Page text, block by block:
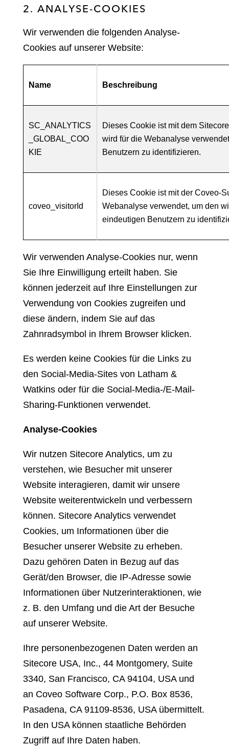
2. ANALYSE-COOKIES
Wir verwenden die folgenden Analyse-
Cookies auf unserer Website:
Name Beschreibung
SC_ANALYTICS
_GLOBAL_COO
KIE
Dieses Cookie ist mit dem
wird für die Webanalyse
Benutzern zu identifizieren.
coveo_visitorId
Dieses Cookie ist mit der Coveo-
Webanalyse verwendet, um den
eindeutigen Benutzern zu
Wir verwenden Analyse-Cookies nur, wenn
Sie Ihre Einwilligung erteilt haben. Sie
können jederzeit auf Ihre Einstellungen zur
Verwendung von Cookies zugreifen und
diese ändern, indem Sie auf das
Zahnradsymbol in Ihrem Browser klicken.
Es werden keine Cookies für die Links zu
den Social-Media-Sites von Latham &
Watkins oder für die Social-Media-/E-Mail-
Sharing-Funktionen verwendet.
Analyse-Cookies
Wir nutzen Sitecore Analytics, um zu
verstehen, wie Besucher mit unserer
Website interagieren, damit wir unsere
Website weiterentwickeln und verbessern
können. Sitecore Analytics verwendet
Cookies, um Informationen über die
Besucher unserer Website zu erheben.
Dazu gehören Daten in Bezug auf das
Gerät/den Browser, die IP-Adresse sowie
Informationen über Nutzerinteraktionen, wie
z. B. den Umfang und die Art der Besuche
auf unserer Website.
Ihre personenbezogenen Daten werden an
Sitecore USA, Inc., 44 Montgomery, Suite
3340, San Francisco, CA 94104, USA und
an Coveo Software Corp., P.O. Box 8536,
Pasadena, CA 91109-8536, USA übermittelt.
In den USA können staatliche Behörden
Zugriff auf Ihre Daten haben.